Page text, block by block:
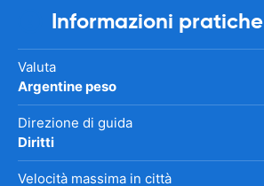
Informazioni pratiche
Valuta
Argentine peso
Direzione di guida
Diritti
Velocità massima in città